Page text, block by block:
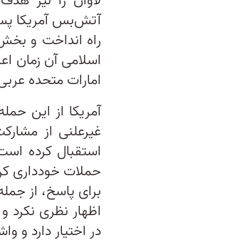
آتش‌بس آمریکا
راه انداخت و
اسلامی آن زمان
امارات متحده
آمریکا از این
غیرعلنی از
استقبال کرده
حملات خودداری
برای پاسخ، از
اظهار نظری نکرد
در اختیار دارد و